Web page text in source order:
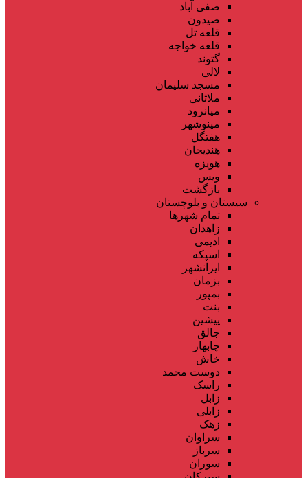
صفی آباد
صیدون
قلعه تل
قلعه خواجه
گتوند
لالی
مسجد سلیمان
ملاثانی
میانرود
مینوشهر
هفتگل
هندیجان
هویزه
ویس
بازگشت
سیستان و بلوچستان
تمام شهر‌ها
زاهدان
ادیمی
اسپکه
ایرانشهر
بزمان
بمپور
بنت
پیشین
جالق
چابهار
خاش
دوست محمد
راسک
زابل
زابلی
زهک
سراوان
سرباز
سوران